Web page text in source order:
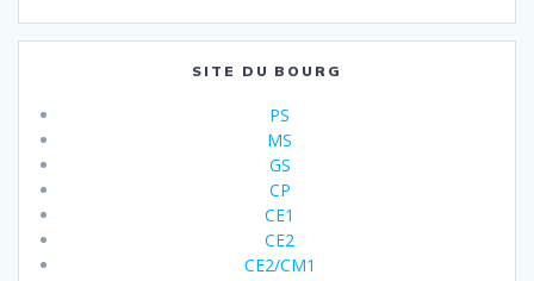
SITE DU BOURG
PS
MS
GS
CP
CE1
CE2
CE2/CM1